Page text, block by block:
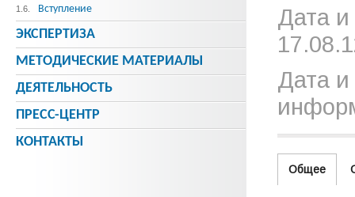
Дата
Дата и
Общее
1.6. Вступление
ЭКСПЕРТИЗА
МЕТОДИЧЕСКИE МАТЕРИАЛЫ
ДЕЯТЕЛЬНОСТЬ
ПРЕСС-ЦЕНТР
КОНТАКТЫ